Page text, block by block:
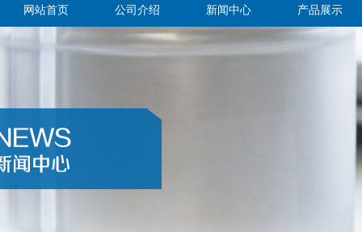
网站首页 公司介绍 新闻中心 产品展示